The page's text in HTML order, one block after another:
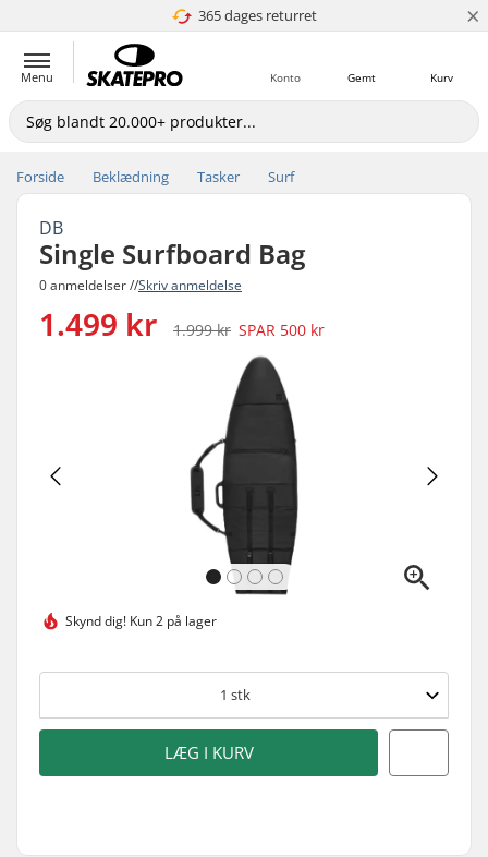
365 dages returret
4.8 ud af 5 ×
Menu Kurv
Gemt
Konto
Forside Beklædning Tasker Surf
DB
Single Surfboard Bag
0 anmeldelser //Skriv anmeldelse
1.499 kr 1.999 kr SPAR 500 kr
Skynd dig! Kun 2 på lager
1 stk
LÆG I KURV